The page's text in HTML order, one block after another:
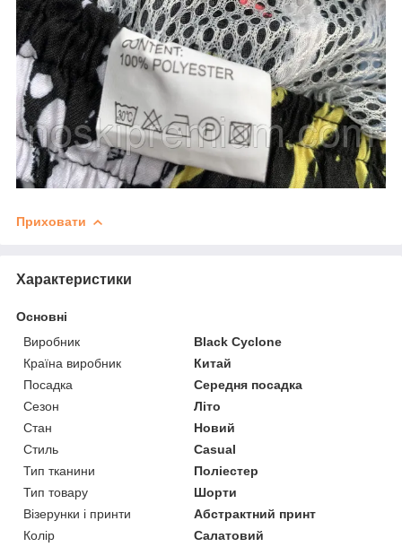
Приховати
Характеристики
Основні
Виробник
Black Cyclone
Країна виробник
Китай
Посадка
Середня посадка
Сезон
Літо
Стан
Новий
Стиль
Casual
Тип тканини
Поліестер
Тип товару
Шорти
Візерунки і принти
Абстрактний принт
Колір
Салатовий